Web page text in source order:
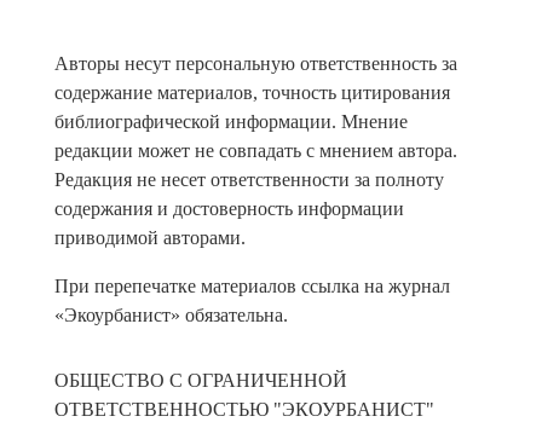
Авторы несут персональную ответственность за
содержание материалов, точность цитирования
библиографической информации. Мнение
редакции может не совпадать с мнением автора.
Редакция не несет ответственности за полноту
содержания и достоверность информации
приводимой авторами.
При перепечатке материалов ссылка на журнал
«Экоурбанист» обязательна.
ОБЩЕСТВО С ОГРАНИЧЕННОЙ
ОТВЕТСТВЕННОСТЬЮ "ЭКОУРБАНИСТ"